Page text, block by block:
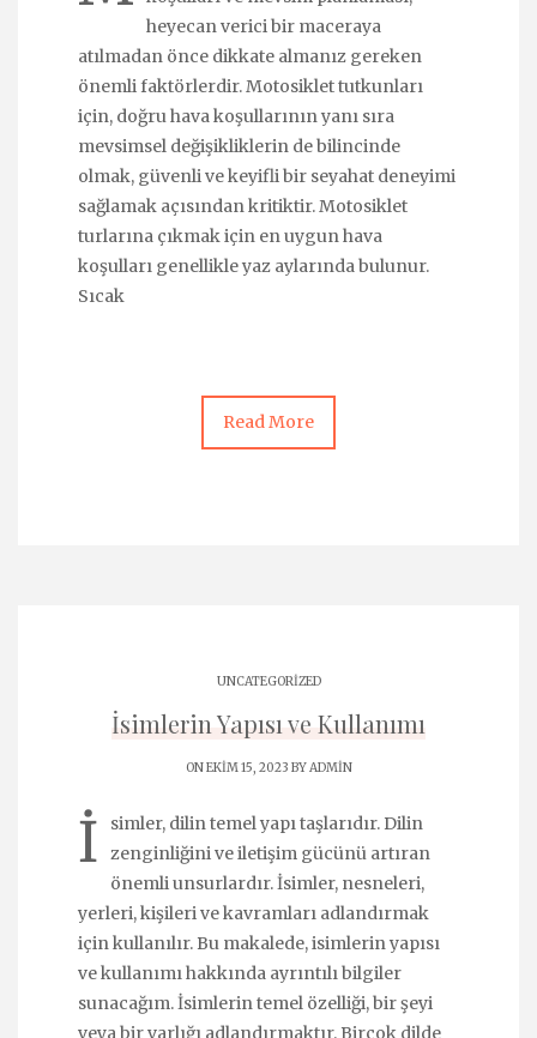
heyecan verici bir maceraya
atılmadan önce dikkate almanız gereken
önemli faktörlerdir. Motosiklet tutkunları
için, doğru hava koşullarının yanı sıra
mevsimsel değişikliklerin de bilincinde
olmak, güvenli ve keyifli bir seyahat deneyimi
sağlamak açısından kritiktir. Motosiklet
turlarına çıkmak için en uygun hava
koşulları genellikle yaz aylarında bulunur.
Sıcak
Read More
UNCATEGORIZED
İsimlerin Yapısı ve Kullanımı
ON EKIM 15, 2023 BYADMIN
İ
simler, dilin temel yapı taşlarıdır. Dilin
zenginliğini ve iletişim gücünü artıran
önemli unsurlardır. İsimler, nesneleri,
yerleri, kişileri ve kavramları adlandırmak
için kullanılır. Bu makalede, isimlerin yapısı
ve kullanımı hakkında ayrıntılı bilgiler
sunacağım. İsimlerin temel özelliği, bir şeyi
veya bir varlığı adlandırmaktır. Birçok dilde